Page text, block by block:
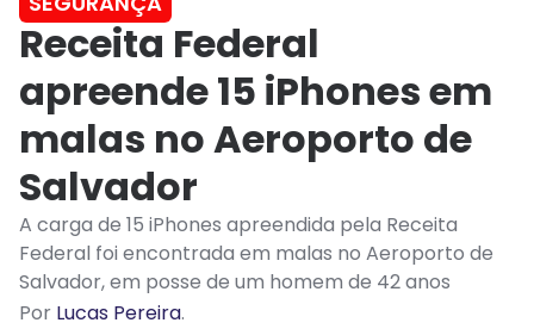
Receita Federal
apreende 15 iPhones em
malas no Aeroporto de
Salvador
A carga de 15 iPhones apreendida pela Receita
Federal foi encontrada em malas no Aeroporto de
Salvador, em posse de um homem de 42 anos
Por Lucas Pereira.